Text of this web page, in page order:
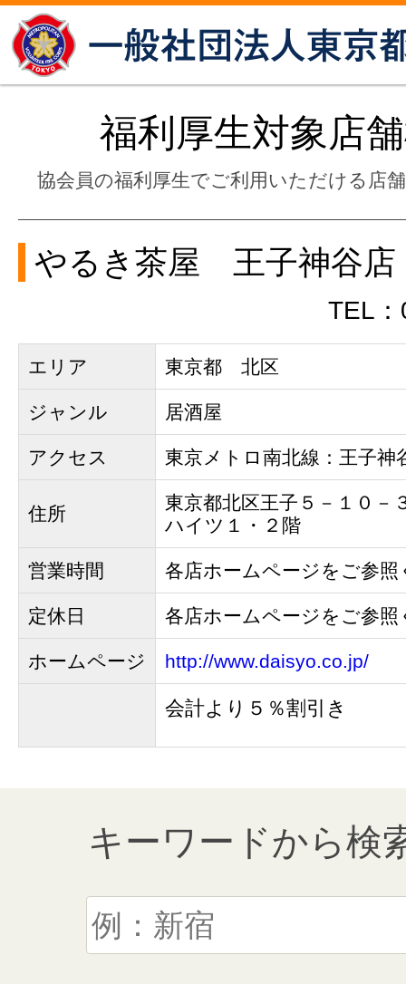
福利厚生対象店
協会員の福利厚生でご利用いただける店
やるき茶屋 王子神谷店
TEL
エリア 東京都 北区
ジャンル 居酒屋
アクセス 東京メトロ南北線：王子神
住所
東京都北区王子５－１０
ハイツ１・２階
営業時間 各店ホームページをご参照
定休日 各店ホームページをご参照
ホームページ http://www.daisyo.co.jp/
会計より５％割引き
キーワードから検